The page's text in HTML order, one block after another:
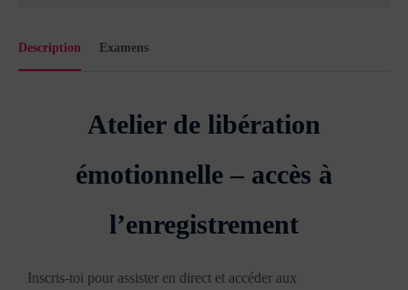
Description Examens
Atelier de libération
émotionnelle – accès à
l’enregistrement
Inscris-toi pour assister en direct et accéder aux